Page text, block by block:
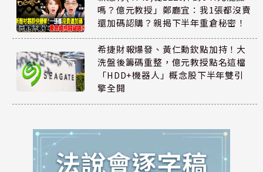
嗎？億元教授」鄭廳宜：我1張都沒賣
還加碼認購？親揭下半年重倉秘密！
希捷財報爆發、黃仁勳欽點加持！大
洗盤後籌碼重整，億元教授點名這檔
「HDD+機器人」概念股下半年雙引
擎全開